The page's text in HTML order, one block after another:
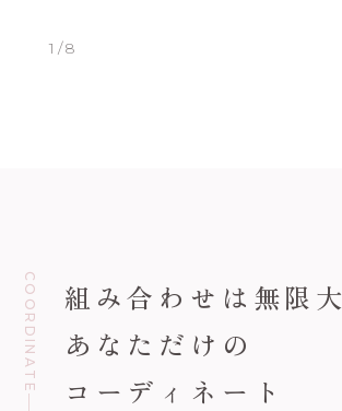
1/8
COORDINATE
組み合わせは無限大
あなただけの
コーディネート